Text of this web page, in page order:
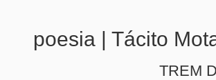
poesia | Tácito
TREM